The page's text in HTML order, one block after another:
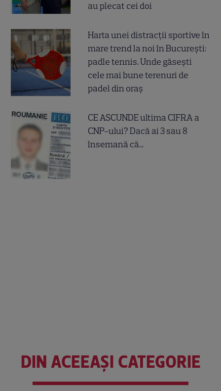
au plecat cei doi
Harta unei distracții sportive în
mare trend la noi în București:
padle tennis. Unde găsești
cele mai bune terenuri de
padel din oraș
CE ASCUNDE ultima CIFRA a
CNP-ului? Dacă ai 3 sau 8
însemană că...
DIN ACEEAȘI CATEGORIE